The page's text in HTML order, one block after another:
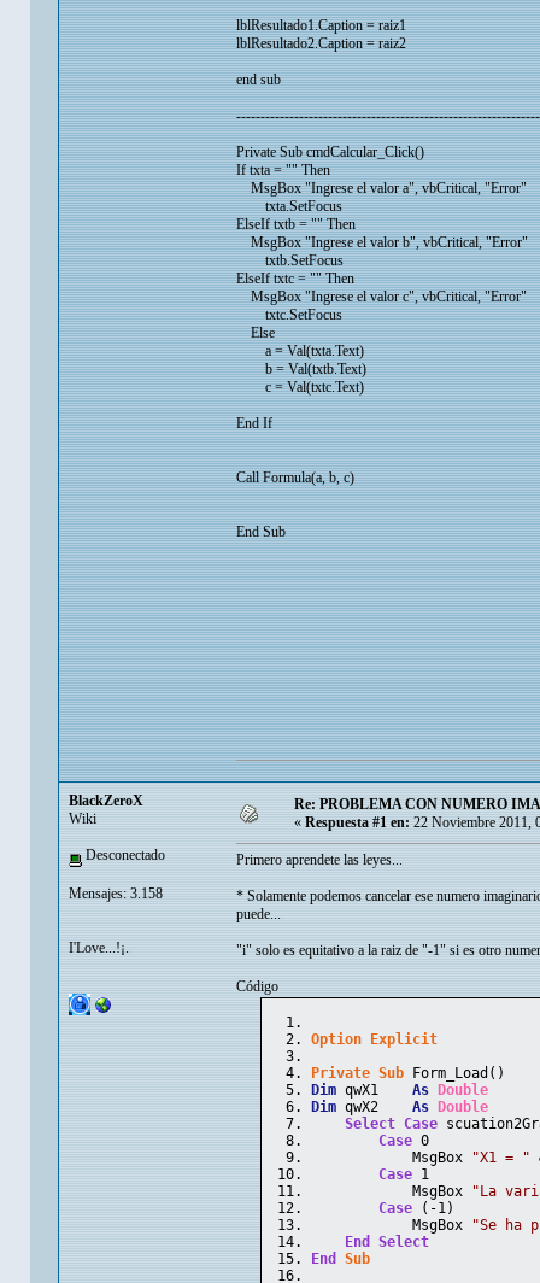
lblResultado1.Caption = raiz1
lblResultado2.Caption = raiz2
end sub
Private Sub cmdCalcular_Click()
If txta = "" Then
MsgBox "Ingrese el valor a", vbCritical, "Error"
txta.SetFocus
ElseIf txtb = "" Then
MsgBox "Ingrese el valor b", vbCritical, "Error"
txtb.SetFocus
ElseIf txtc = "" Then
MsgBox "Ingrese el valor c", vbCritical, "Error"
txtc.SetFocus
Else
a = Val(txta.Text)
b = Val(txtb.Text)
c = Val(txtc.Text)
End If
Call Formula(a, b, c)
End Sub
BlackZeroX
Wiki
Desconectado
Mensajes: 3.158
I'Love...!¡.
Re: PROBLEMA CON NUMERO
« Respuesta #1 en: 22 Noviembre 2011,
Primero aprendete las leyes...
* Solamente podemos cancelar ese numero
puede...
"i" solo es equitativo a la raiz de "-1" si es otro
Código
Option
Explicit
Private Sub Form_Load()
Dim qwX1 As
Double
Dim qwX2 As
Double
Select Case
Case 0
MsgBox
"X1 = "
Case 1
MsgBox
"La
Case (-1)
MsgBox
"Se ha
End
Select
End
Sub